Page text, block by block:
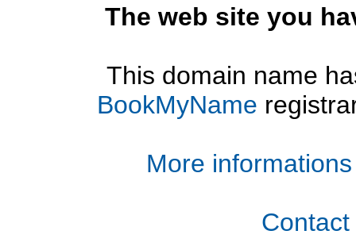
The web site you
This domain name
BookMyName
More